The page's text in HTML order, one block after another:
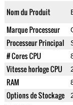
Nom du Produit
Marque Processeur
Processeur Principal
# Cores CPU
Vitesse horloge CPU
RAM
Options de Stockage